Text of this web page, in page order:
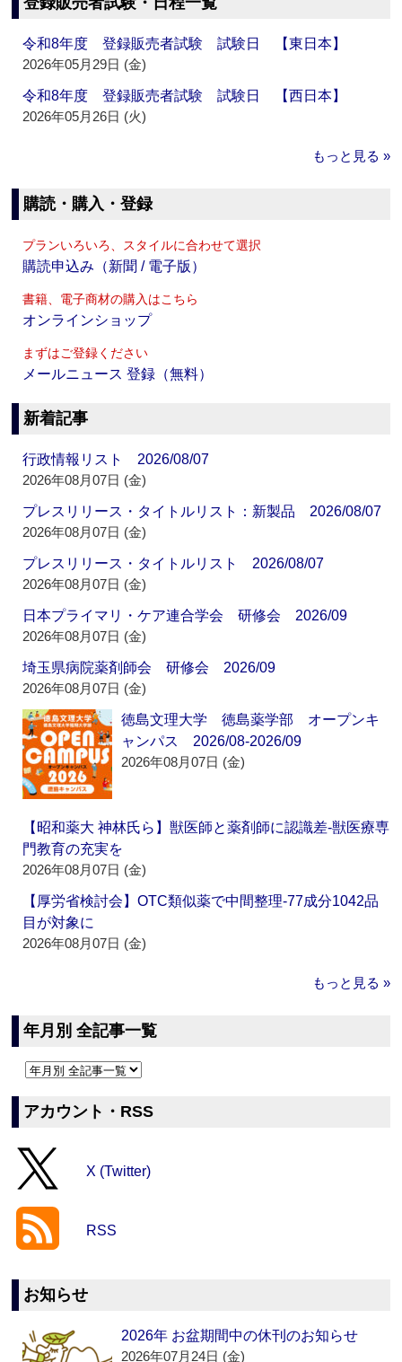
令和8年度 登録販売者試験 試験日 【東日本】
2026年05月29日 (金)
令和8年度 登録販売者試験 試験日 【西日本】
2026年05月26日 (火)
もっと見る »
購読・購入・登録
プランいろいろ、スタイルに合わせて選択
購読申込み（新聞 / 電子版）
書籍、電子商材の購入はこちら
オンラインショップ
まずはご登録ください
メールニュース 登録（無料）
新着記事
行政情報リスト 2026/08/07
2026年08月07日 (金)
プレスリリース・タイトルリスト：新製品 2026/08/07
2026年08月07日 (金)
プレスリリース・タイトルリスト 2026/08/07
2026年08月07日 (金)
日本プライマリ・ケア連合学会 研修会 2026/09
2026年08月07日 (金)
埼玉県病院薬剤師会 研修会 2026/09
2026年08月07日 (金)
徳島文理大学 徳島薬学部 オープンキ
ャンパス 2026/08-2026/09
2026年08月07日 (金)
【昭和薬大 神林氏ら】獣医師と薬剤師に認識差‐獣医療専
門教育の充実を
2026年08月07日 (金)
【厚労省検討会】OTC類似薬で中間整理‐77成分1042品
目が対象に
2026年08月07日 (金)
もっと見る »
年月別 全記事一覧
アカウント・RSS
X (Twitter)
RSS
お知らせ
2026年 お盆期間中の休刊のお知らせ
2026年07月24日 (金)